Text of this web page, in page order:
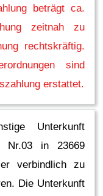
beträgt ca.
zeitnah zu
rechtskräftig.
sind
erstattet.
Unterkunft
Nr.03 in 23669
verbindlich zu
Die Unterkunft